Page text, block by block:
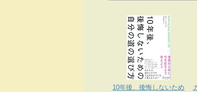
10年後、後悔しないため